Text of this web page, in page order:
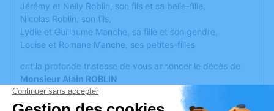
Jérémy et Nelly Roblin, son fils et sa belle-fille,
Nicolas Roblin, son fils,
Lydie et Guillaume Manche, sa fille et son gendre,
Louise et Romane Manche, ses petites-filles
ont la profonde tristesse de vous annoncer le décès de
Monsieur Alain ROBLIN
survenu le vendredi 28 novembre 2025 à Pontarlier.